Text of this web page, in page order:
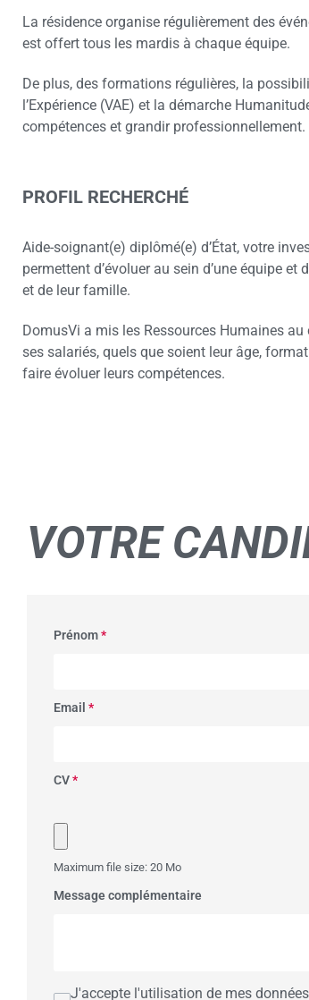
La résidence organise régulièrement des
est offert tous les mardis à chaque équipe.
De plus, des formations régulières, la
l’Expérience (VAE) et la démarche
compétences et grandir professionnellement.
PROFIL RECHERCHÉ
Aide-soignant(e) diplômé(e) d’État, votre
permettent d’évoluer au sein d’une équipe
et de leur famille.
DomusVi a mis les Ressources Humaines
ses salariés, quels que soient leur âge,
faire évoluer leurs compétences.
VOTRE
Prénom*
Email *
CV*
Maximum file size: 20 Mo
Message complémentaire
J'accepte l'utilisation de mes